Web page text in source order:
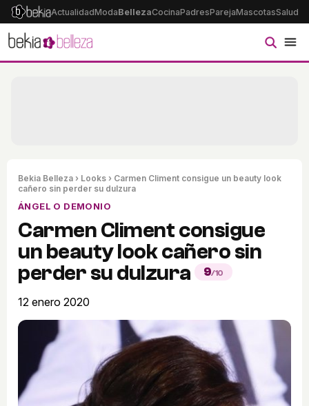
ActualidadModaBellezaCocinaPadresParejaMascotasSalud
Bekia Belleza › Looks › Carmen Climent consigue un beauty look
cañero sin perder su dulzura
ÁNGEL O DEMONIO
Carmen Climent consigue
un beauty look cañero sin
perder su dulzura
9/10
12 enero 2020